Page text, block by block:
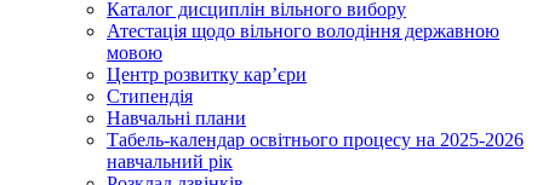
Каталог дисциплін вільного вибору
Атестація щодо вільного володіння державною
мовою
Центр розвитку кар’єри
Стипендія
Навчальні плани
Табель-календар освітнього процесу на 2025-2026
навчальний рік